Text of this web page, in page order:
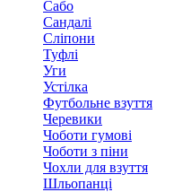
Сабо
Сандалі
Сліпони
Туфлі
Уги
Устілка
Футбольне взуття
Черевики
Чоботи гумові
Чоботи з піни
Чохли для взуття
Шльопанці